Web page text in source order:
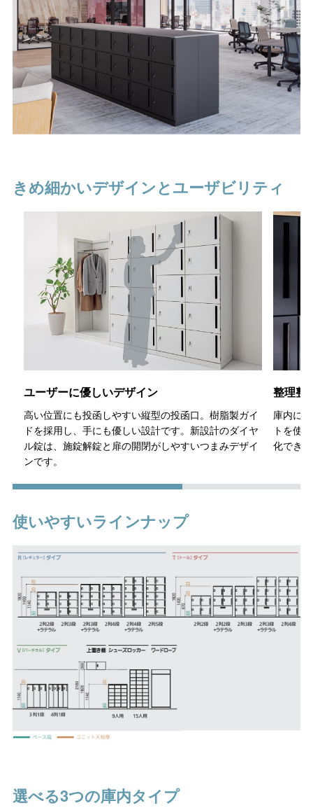
きめ細かいデザインとユーザビリティ
ユーザーに優しいデザイン
高い位置にも投函しやすい縦型の投函口。樹脂製ガイ
ドを採用し、手にも優しい設計です。新設計のダイヤ
ル錠は、施錠解錠と扉の開閉がしやすいつまみデザイ
ンです。
整理整
庫内に
トを使
化でき
使いやすいラインナップ
選べる3つの庫内タイプ